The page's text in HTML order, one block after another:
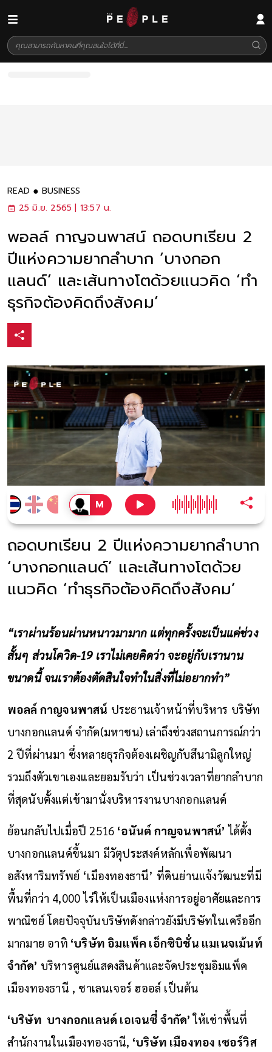
READ
BUSINESS
25 มิ.ย. 2565 | 13:57 น.
พอลล์ กาญจนพาสน์ ถอดบทเรียน 2
ปีแห่งความยากลำบาก ‘บางกอก
แลนด์’ และเส้นทางโตด้วยแนวคิด ‘ทำ
ธุรกิจต้องคิดถึงสังคม’
ถอดบทเรียน 2 ปีแห่งความยากลำบาก
‘บางกอกแลนด์’ และเส้นทางโตด้วย
แนวคิด ‘ทำธุรกิจต้องคิดถึงสังคม’
“เราผ่านร้อนผ่านหนาวมามาก แต่ทุกครั้งจะเป็นแค่ช่วง
สั้นๆ ส่วนโควิด-19 เราไม่เคยคิดว่า จะอยู่กับเรานาน
ขนาดนี้ จนเราต้องตัดสินใจทำในสิ่งที่ไม่อยากทำ”
พอลล์ กาญจนพาสน์ ประธานเจ้าหน้าที่บริหาร บริษัท
บางกอกแลนด์ จำกัด(มหาชน) เล่าถึงช่วงสถานการณ์กว่า
2 ปีที่ผ่านมา ซึ่งหลายธุรกิจต้องเผชิญกับสึนามิลูกใหญ่
รวมถึงตัวเขาเองและยอมรับว่า เป็นช่วงเวลาที่ยากลำบาก
ที่สุดนับตั้งแต่เข้ามานั่งบริหารงานบางกอกแลนด์
ย้อนกลับไปเมื่อปี 2516 ‘อนันต์ กาญจนพาสน์’ ได้ตั้ง
บางกอกแลนด์ขึ้นมา มีวัตุประสงค์หลักเพื่อพัฒนา
อสังหาริมทรัพย์ ‘เมืองทองธานี’ ที่ดินย่านแจ้งวัฒนะที่มี
พื้นที่กว่า 4,000 ไร่ให้เป็นเมืองแห่งการอยู่อาศัยและการ
พาณิชย์ โดยปัจจุบันบริษัทดังกล่าวยังมีบริษัทในเครืออีก
มากมาย อาทิ ‘บริษัท อิมแพ็ค เอ็กซิบิชั่น แมเนจเม้นท์
จำกัด’ บริหารศูนย์แสดงสินค้าและจัดประชุมอิมแพ็ค
เมืองทองธานี , ชาเลนเจอร์ ฮออล์ เป็นต้น
‘บริษัท บางกอกแลนด์ เอเจนซี่ จำกัด’ให้เช่าพื้นที่
สำนักงานในเมืองทองธานี, ‘บริษัท เมืองทอง เซอร์วิส